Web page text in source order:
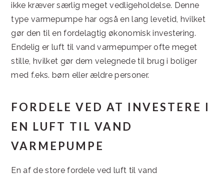
ikke kræver særlig meget vedligeholdelse. Denne
type varmepumpe har også en lang levetid, hvilket
gør den til en fordelagtig økonomisk investering.
Endelig er luft til vand varmepumper ofte meget
stille, hvilket gør dem velegnede til brug i boliger
med f.eks. børn eller ældre personer.
FORDELE VED AT INVESTERE I
EN LUFT TIL VAND
VARMEPUMPE
En af de store fordele ved luft til vand